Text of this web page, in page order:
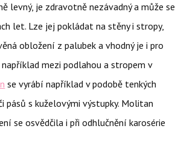
levný, je zdravotně nezávadný a může se
let. Lze jej pokládat na stěny i stropy,
obložení z palubek a vhodný je i pro
mezi podlahou a stropem v
se vyrábí například v podobě tenkých
pásů s kuželovými výstupky. Molitan
se osvědčila i při odhlučnění karosérie